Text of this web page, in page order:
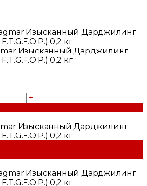
Изысканный Дарджилинг
0,2 кг
+
Изысканный Дарджилинг
0,2 кг